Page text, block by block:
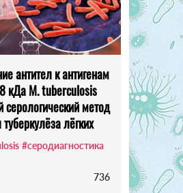
антител к антигенам
кДа M. tuberculosis
серологический метод
лёгких
#серодиагностика
736